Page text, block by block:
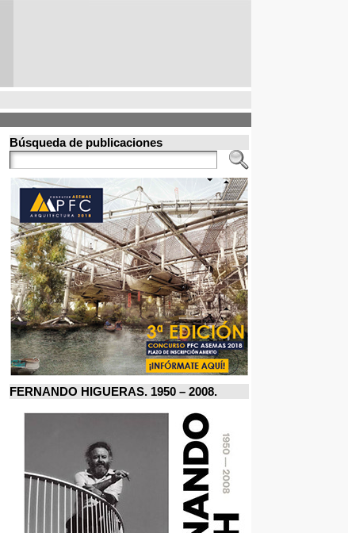
Búsqueda de publicaciones
FERNANDO HIGUERAS. 1950 – 2008.